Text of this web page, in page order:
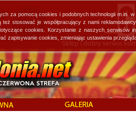
za pomocą cookies i podobnych technologii
stosować je współpracujący z nami
cookies. Korzystanie z naszych
zapisywanie cookies, zmieniając ustawienia